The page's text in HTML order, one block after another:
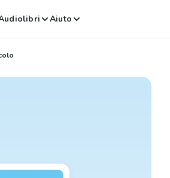
Aiuto